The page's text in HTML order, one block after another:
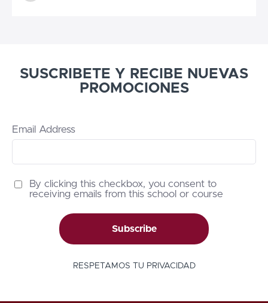
SUSCRIBETE Y RECIBE NUEVAS
PROMOCIONES
Email Address
By clicking this checkbox, you consent to
receiving emails from this school or course
Subscribe
RESPETAMOS TU PRIVACIDAD